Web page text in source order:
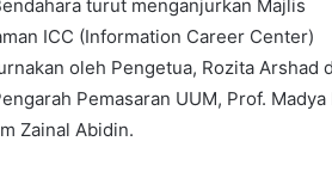
turut menganjurkan Majlis
ICC (Information Career Center)
oleh Pengetua, Rozita Arshad
Pemasaran UUM, Prof. Madya
Zainal Abidin.